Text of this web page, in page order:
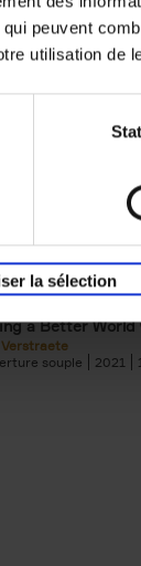
peuvent
utilisation de
la sélection
marketing
Your
a Better World
Verstraete
souple
2021